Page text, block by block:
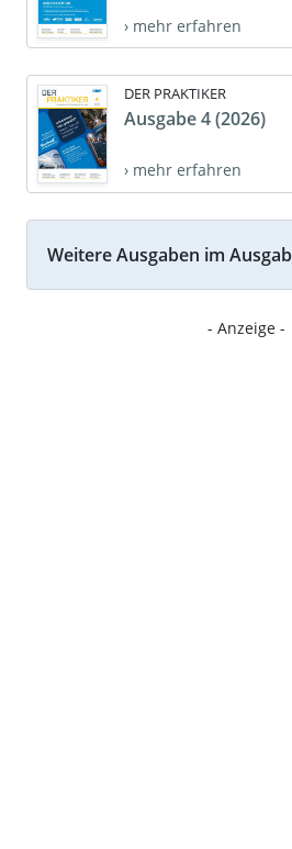
› mehr erfahren
DER PRAKTIKER
Ausgabe 4 (2026)
› mehr erfahren
Weitere Ausgaben im
- Anzeige -